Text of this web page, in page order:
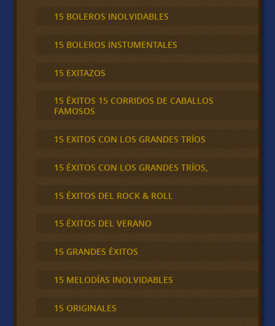
15 BOLEROS INOLVIDABLES
15 BOLEROS INSTUMENTALES
15 EXITAZOS
15 ÉXITOS 15 CORRIDOS DE CABALLOS
FAMOSOS
15 EXITOS CON LOS GRANDES TRÍOS
15 ÉXITOS CON LOS GRANDES TRÍOS,
15 ÉXITOS DEL ROCK & ROLL
15 ÉXITOS DEL VERANO
15 GRANDES ÉXITOS
15 MELODÍAS INOLVIDABLES
15 ORIGINALES